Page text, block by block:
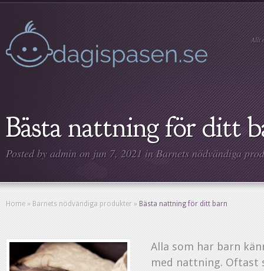
Allt
Bästa nattning för ditt
Posted byadmin on jun 7, 2021 inBarnets nödvändiga
Home » Barnets nödvändiga produkter » Bästa nattning för ditt barn
Alla som har barn
med nattning. Oftast